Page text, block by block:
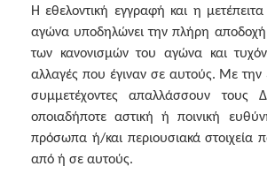
Η εθελοντική εγγραφή και η
αγώνα υποδηλώνει την πλήρη αποδοχή
των κανονισμών του αγώνα και τυχόν
αλλαγές που έγιναν σε αυτούς. Με την
συμμετέχοντες απαλλάσσουν τους
οποιαδήποτε αστική ή ποινική
πρόσωπα ή/και περιουσιακά στοιχεία
από ή σε αυτούς.